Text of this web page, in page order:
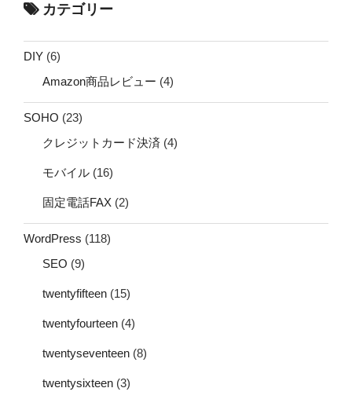
カテゴリー
DIY (6)
Amazon商品レビュー (4)
SOHO (23)
クレジットカード決済 (4)
モバイル (16)
固定電話FAX (2)
WordPress (118)
SEO (9)
twentyfifteen (15)
twentyfourteen (4)
twentyseventeen (8)
twentysixteen (3)